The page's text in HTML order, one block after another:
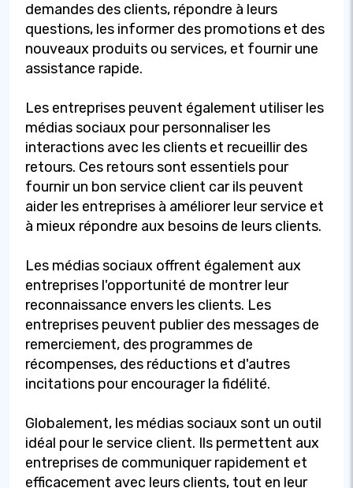
demandes des clients, répondre à leurs
questions, les informer des promotions et des
nouveaux produits ou services, et fournir une
assistance rapide.
Les entreprises peuvent également utiliser les
médias sociaux pour personnaliser les
interactions avec les clients et recueillir des
retours. Ces retours sont essentiels pour
fournir un bon service client car ils peuvent
aider les entreprises à améliorer leur service et
à mieux répondre aux besoins de leurs clients.
Les médias sociaux offrent également aux
entreprises l'opportunité de montrer leur
reconnaissance envers les clients. Les
entreprises peuvent publier des messages de
remerciement, des programmes de
récompenses, des réductions et d'autres
incitations pour encourager la fidélité.
Globalement, les médias sociaux sont un outil
idéal pour le service client. Ils permettent aux
entreprises de communiquer rapidement et
efficacement avec leurs clients, tout en leur